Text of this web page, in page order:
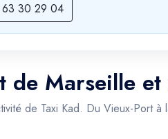
30 29 04
Marseille et
de Taxi Kad. Du Vieux-Port à